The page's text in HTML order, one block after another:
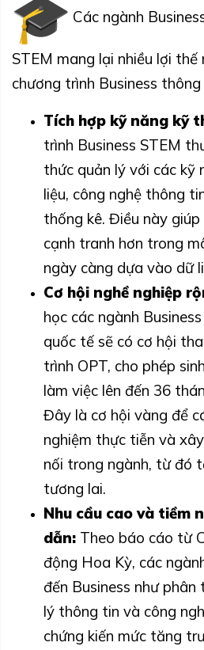
Các ngành
STEM mang lại nhiều lợi
chương trình Business
Tích hợp kỹ năng kỹ
trình Business STEM
thức quản lý với các kỹ
liệu, công nghệ thông
thống kê. Điều này
cạnh tranh hơn trong
ngày càng dựa vào dữ
Cơ hội nghề nghiệp
học các ngành
quốc tế sẽ có cơ hội
trình OPT, cho phép
làm việc lên đến 36
Đây là cơ hội vàng để
nghiệm thực tiễn và
nối trong ngành, từ đó
tương lai.
Nhu cầu cao và tiềm
dẫn: Theo báo cáo từ
động Hoa Kỳ, các
đến Business như phân
lý thông tin và công
chứng kiến mức tăng